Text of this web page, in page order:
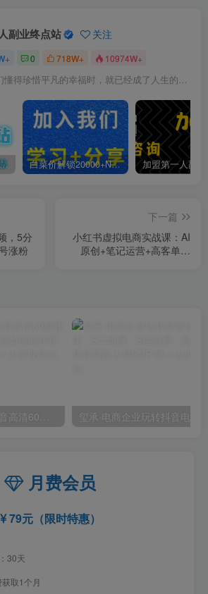
副业终点站 关注
0 718W+ 10974W+
当我们懂得珍惜平凡的幸福时，就已经成了人生的赢家
你还在到处找项目？还在当韭菜？我靠卖项目一个月收入5万+，曾经我也是个失败者。 白菜价解锁20000+N个赚钱机会，加入第一人副业终点站会员，全站资源免费学习。
，5分
涨粉
下一篇
小红书虚拟电商实战课：AI
原创+笔记运营+高客单玩
外面收费2300的抖音高清60帧视频教程，保证你能学会如何制作视频（教程+插件）
月费会员
79元（限时特惠）
30天
取1个月